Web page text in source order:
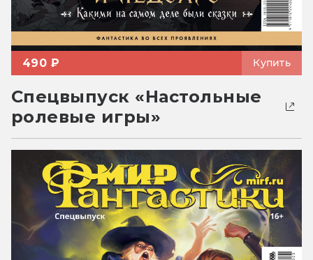
490 ₽ Купить
Спецвыпуск «Настольные
ролевые игры»